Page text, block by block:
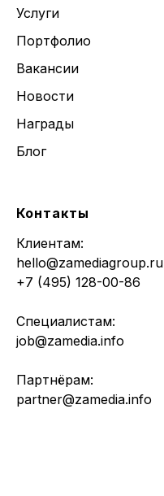
Услуги
Портфолио
Вакансии
Новости
Награды
Блог
Контакты
Клиентам:
hello@zamediagroup.ru
+7 (495) 128-00-86
Специалистам:
job@zamedia.info
Партнёрам:
partner@zamedia.info